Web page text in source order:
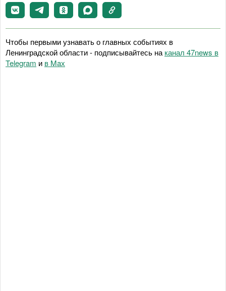
Чтобы первыми узнавать о главных событиях в
Ленинградской области - подписывайтесь на канал 47news в
Telegram и в Maх